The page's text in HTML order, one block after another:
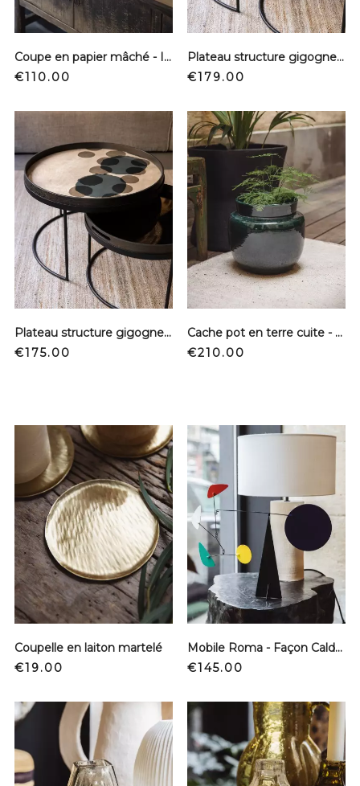
Coupe en papier mâché - Indienne
Price
€110.00
Plateau structure gigogne - Wabi sabi
Price
€179.00
Plateau structure gigogne - Layered Dots
Price
€175.00
Cache pot en terre cuite - Vert
Price
€210.00
Coupelle en laiton martelé
Price
€19.00
Mobile Roma - Façon Calder
Price
€145.00